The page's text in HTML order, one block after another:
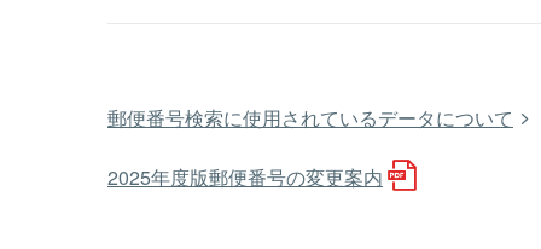
郵便番号検索に使用されているデータについて
2025年度版郵便番号の変更案内